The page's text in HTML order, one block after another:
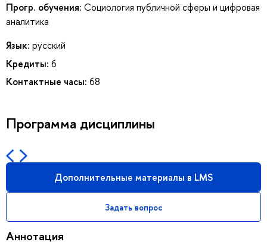
Прогр. обучения: Социология публичной сферы и цифровая
аналитика
Язык: русский
Кредиты: 6
Контактные часы: 68
Программа дисциплины
Дополнительные материалы в LMS
Задать вопрос
Аннотация